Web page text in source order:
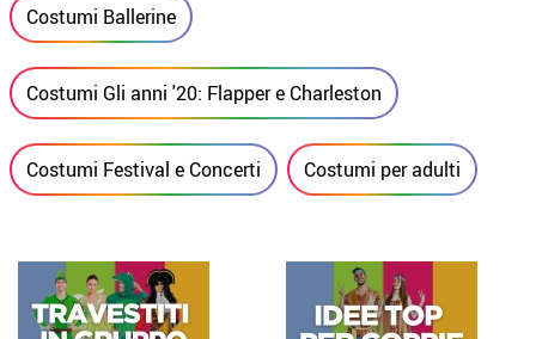
Costumi Ballerine
Costumi Gli anni '20: Flapper e Charleston
Costumi Festival e Concerti Costumi per adulti